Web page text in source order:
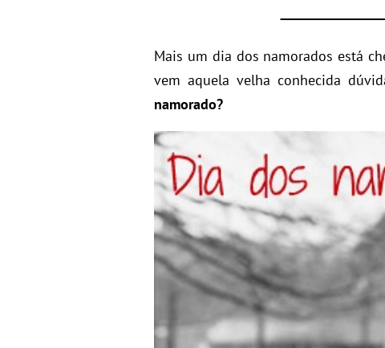
Mais um dia dos namorados está
vem aquela velha conhecida
namorado?